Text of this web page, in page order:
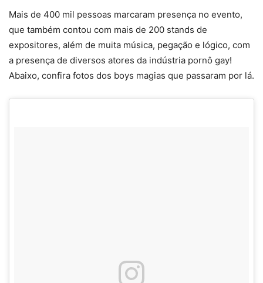
Mais de 400 mil pessoas marcaram presença no evento,
que também contou com mais de 200 stands de
expositores, além de muita música, pegação e lógico, com
a presença de diversos atores da indústria pornô gay!
Abaixo, confira fotos dos boys magias que passaram por lá.